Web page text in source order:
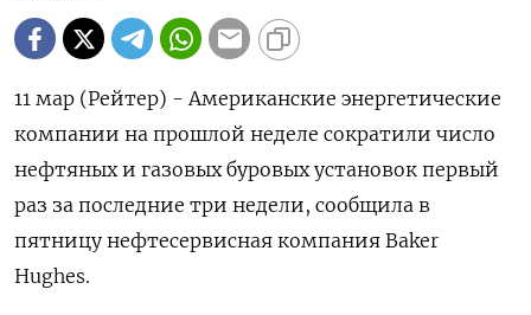
11 мар (Рейтер) - Американские энергетические
компании на прошлой неделе сократили число
нефтяных и газовых буровых установок первый
раз за последние три недели, сообщила в
пятницу нефтесервисная компания Baker
Hughes.